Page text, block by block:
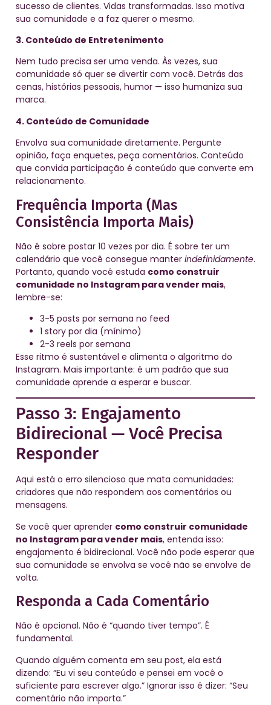
sucesso de clientes. Vidas transformadas. Isso motiva
sua comunidade e a faz querer o mesmo.
3. Conteúdo de Entretenimento
Nem tudo precisa ser uma venda. Às vezes, sua
comunidade só quer se divertir com você. Detrás das
cenas, histórias pessoais, humor — isso humaniza sua
marca.
4. Conteúdo de Comunidade
Envolva sua comunidade diretamente. Pergunte
opinião, faça enquetes, peça comentários. Conteúdo
que convida participação é conteúdo que converte em
relacionamento.
Frequência Importa (Mas
Consistência Importa Mais)
Não é sobre postar 10 vezes por dia. É sobre ter um
calendário que você consegue manter indefinidamente.
Portanto, quando você estuda como construir
comunidade no Instagram para vender mais,
lembre-se:
3-5 posts por semana no feed
1 story por dia (mínimo)
2-3 reels por semana
Esse ritmo é sustentável e alimenta o algoritmo do
Instagram. Mais importante: é um padrão que sua
comunidade aprende a esperar e buscar.
Passo 3: Engajamento
Bidirecional — Você Precisa
Responder
Aqui está o erro silencioso que mata comunidades:
criadores que não respondem aos comentários ou
mensagens.
Se você quer aprender como construir comunidade
no Instagram para vender mais, entenda isso:
engajamento é bidirecional. Você não pode esperar que
sua comunidade se envolva se você não se envolve de
volta.
Responda a Cada Comentário
Não é opcional. Não é “quando tiver tempo”. É
fundamental.
Quando alguém comenta em seu post, ela está
dizendo: “Eu vi seu conteúdo e pensei em você o
suficiente para escrever algo.” Ignorar isso é dizer: “Seu
comentário não importa.”